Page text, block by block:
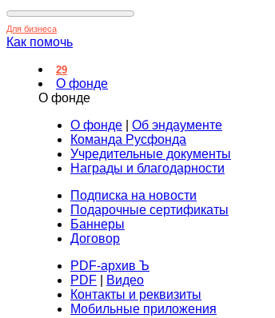
Для бизнеса
Как помочь
29
О фонде
О фонде
О фонде
Об эндаументе
Команда Русфонда
Учредительные документы
Награды и благодарности
Подписка на новости
Подарочные сертификаты
Баннеры
Договор
PDF-архив Ъ
PDF
Видео
Контакты и реквизиты
Мобильные приложения